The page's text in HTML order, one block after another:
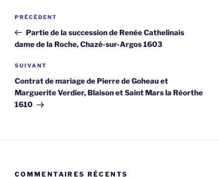
Navigation
l’article
Article
précédent
PRÉCÉDENT
Partie de la succession de Renée Cathelinais
dame de la Roche, Chazé-sur-Argos 1603
Article
suivant
SUIVANT
Contrat de mariage de Pierre de Goheau et
Marguerite Verdier, Blaison et Saint Mars la Réorthe
1610
COMMENTAIRES RÉCENTS